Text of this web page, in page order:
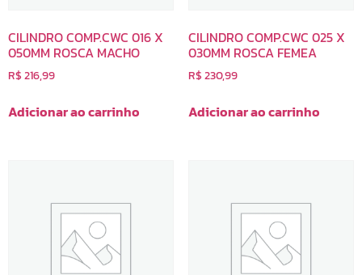
CILINDRO COMP.CWC 016 X
050MM ROSCA MACHO
R$216,99
Adicionar ao carrinho
CILINDRO COMP.CWC 025 X
030MM ROSCA FEMEA
R$230,99
Adicionar ao carrinho